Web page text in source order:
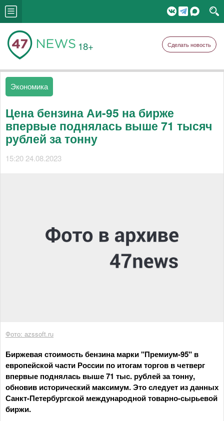
18+ Сделать новость
Экономика
Цена бензина Аи-95 на бирже
впервые поднялась выше 71 тысяч
рублей за тонну
15:20 24.08.2023
Фото: azssoft.ru
Биржевая стоимость бензина марки "Премиум-95" в
европейской части России по итогам торгов в четверг
впервые поднялась выше 71 тыс. рублей за тонну,
обновив исторический максимум. Это следует из данных
Санкт-Петербургской международной товарно-сырьевой
биржи.